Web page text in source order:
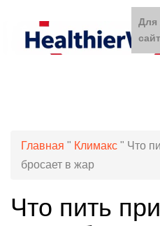
Главная " Климакс " Что
бросает в жар
Что пить
Для